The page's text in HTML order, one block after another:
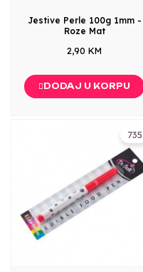
Jestive Perle 100g 1mm -
Roze Mat
2,90 KM
DODAJ U KORPU
735